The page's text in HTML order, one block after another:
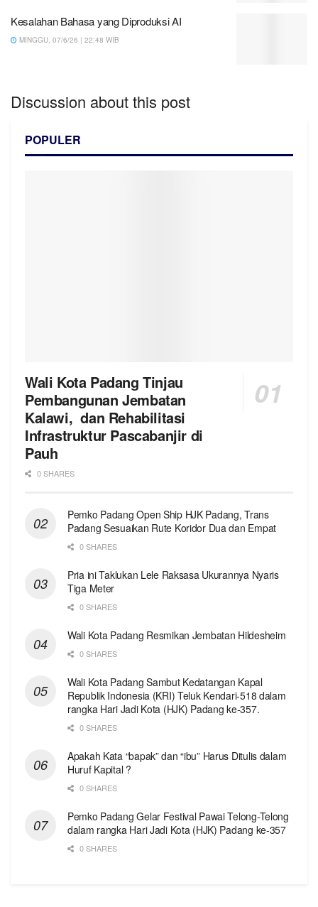
Kesalahan Bahasa yang Diproduksi AI
MINGGU, 07/6/26 | 22:48 WIB
Discussion about this post
POPULER
Wali Kota Padang Tinjau
Pembangunan Jembatan
Kalawi, dan Rehabilitasi
Infrastruktur Pascabanjir di
Pauh
0 SHARES
Pemko Padang Open Ship HJK Padang, Trans
Padang Sesuaikan Rute Koridor Dua dan Empat
0 SHARES
Pria ini Taklukan Lele Raksasa Ukurannya Nyaris
Tiga Meter
0 SHARES
Wali Kota Padang Resmikan Jembatan Hildesheim
0 SHARES
Wali Kota Padang Sambut Kedatangan Kapal
Republik Indonesia (KRI) Teluk Kendari-518 dalam
rangka Hari Jadi Kota (HJK) Padang ke-357.
0 SHARES
Apakah Kata “bapak” dan “ibu” Harus Ditulis dalam
Huruf Kapital ?
0 SHARES
Pemko Padang Gelar Festival Pawai Telong-Telong
dalam rangka Hari Jadi Kota (HJK) Padang ke-357
0 SHARES